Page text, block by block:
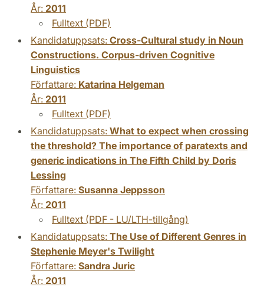
År: 2011
Fulltext (PDF)
Kandidatuppsats: Cross-Cultural study in Noun
Constructions. Corpus-driven Cognitive
Linguistics
Författare: Katarina Helgeman
År: 2011
Fulltext (PDF)
Kandidatuppsats: What to expect when crossing
the threshold? The importance of paratexts and
generic indications in The Fifth Child by Doris
Lessing
Författare: Susanna Jeppsson
År: 2011
Fulltext (PDF - LU/LTH-tillgång)
Kandidatuppsats: The Use of Different Genres in
Stephenie Meyer's Twilight
Författare: Sandra Juric
År: 2011